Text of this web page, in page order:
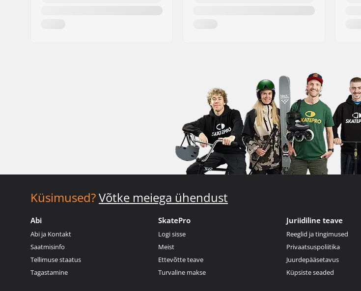
Küsimused?Võtke meiega ühendust
Abi
Abi ja Kontakt
Saatmisinfo
Tellimuse staatus
Tagastamine
SkatePro
Logi sisse
Meist
Ettevõtte teave
Turvaline makse
Juriidiline teave
Reeglid ja tingimused
Privaatsuspoliitika
Juurdepääsetavus
Küpsiste seaded